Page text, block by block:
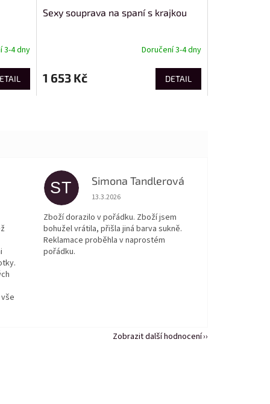
3-4 dny
Sexy souprava na spaní s krajkou
Doručení 3-4 dny
1 653 Kč DETAIL
5 z 5 hvězdiček.ST Simona Tandlerová
Hodnocení obchodu je 5 z 5 hvězdiček.
13.3.2026
Zboží dorazilo v pořádku. Zboží jsem
bohužel vrátila, přišla jiná barva sukně.
Reklamace proběhla v naprostém
pořádku.
Zobrazit další hodnocení